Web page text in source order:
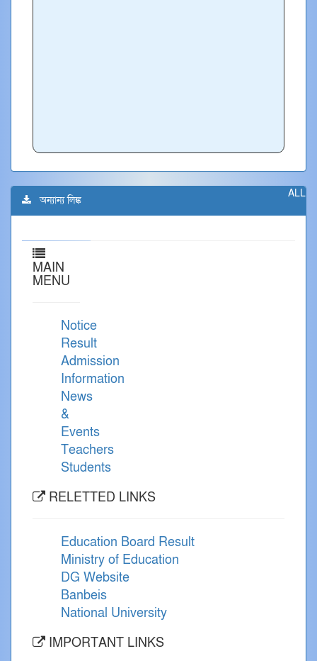
ALL
অন্যান্য লিঙ্ক
MAIN
MENU
Notice
Result
Admission
Information
News
&
Events
Teachers
Students
RELETTED LINKS
Education Board Result
Ministry of Education
DG Website
Banbeis
National University
IMPORTANT LINKS